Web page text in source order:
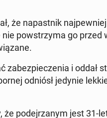
że na­past­nik na­jpewniej
pow­strzy­ma go
zabez­pieczenia i oddał
odniósł jedynie
że pode­jrzanym jest 31-